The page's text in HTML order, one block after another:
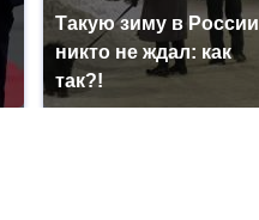
Такую зиму в России
никто не ждал: как
так?!